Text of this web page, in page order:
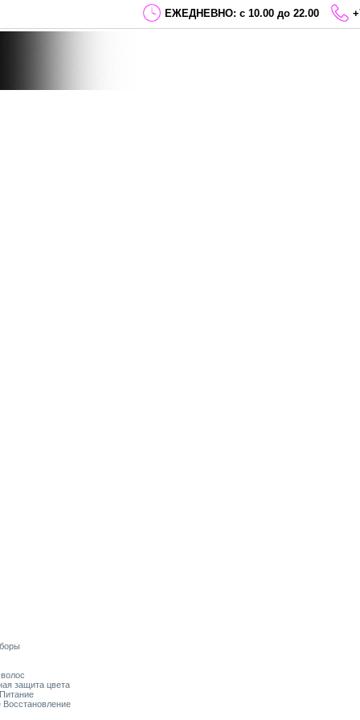
ЕЖЕДНЕВНО: с 10.00 до 22.00
защита цвета
Восстановление